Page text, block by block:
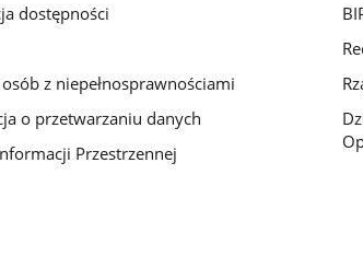
dostępności
osób z niepełnosprawnościami
o przetwarzaniu danych
Przestrzennej